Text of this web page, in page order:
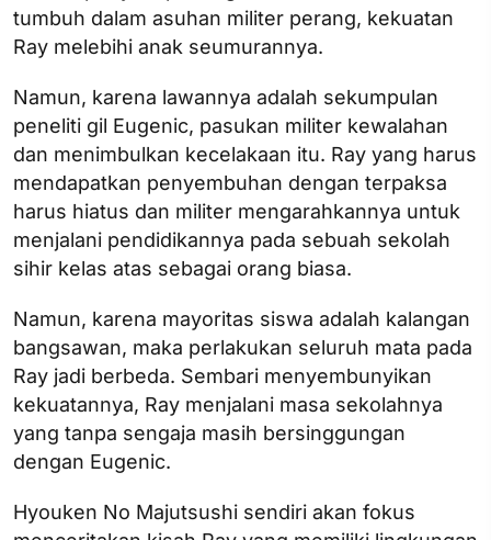
tumbuh dalam asuhan militer perang, kekuatan
Ray melebihi anak seumurannya.
Namun, karena lawannya adalah sekumpulan
peneliti gil Eugenic, pasukan militer kewalahan
dan menimbulkan kecelakaan itu. Ray yang harus
mendapatkan penyembuhan dengan terpaksa
harus hiatus dan militer mengarahkannya untuk
menjalani pendidikannya pada sebuah sekolah
sihir kelas atas sebagai orang biasa.
Namun, karena mayoritas siswa adalah kalangan
bangsawan, maka perlakukan seluruh mata pada
Ray jadi berbeda. Sembari menyembunyikan
kekuatannya, Ray menjalani masa sekolahnya
yang tanpa sengaja masih bersinggungan
dengan Eugenic.
Hyouken No Majutsushi sendiri akan fokus